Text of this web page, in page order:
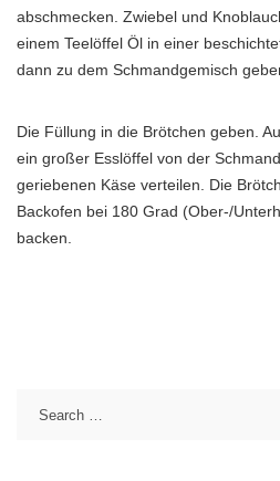
abschmecken. Zwiebel und
einem Teelöffel Öl in einer
dann zu dem Schmandgemisch
Die Füllung in die Brötchen geben.
ein großer Esslöffel von der
geriebenen Käse verteilen. Die
Backofen bei 180 Grad (Ober-/
backen.